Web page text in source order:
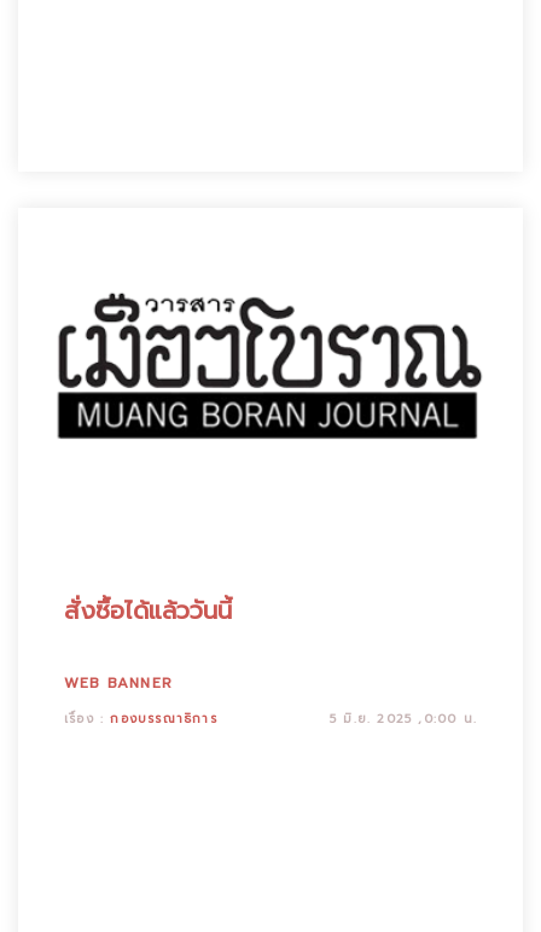
สั่งซื้อได้แล้ววันนี้
WEB BANNER
เรื่อง :กองบรรณาธิการ 5 มิ.ย. 2025 ,0:00 น.